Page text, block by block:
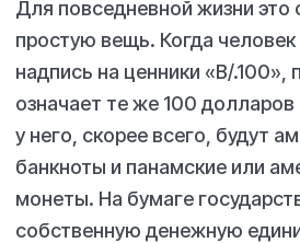
Для повседневной жизни это
простую вещь. Когда
надпись на ценники «B/.100»,
означает те же 100
у него, скорее всего, будут
банкноты и панамские или
монеты. На бумаге
собственную денежную